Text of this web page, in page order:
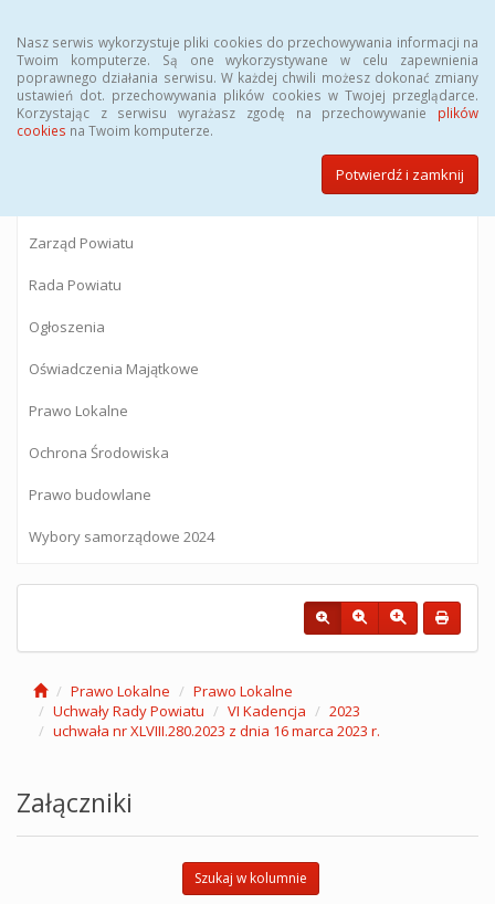
Nasz serwis wykorzystuje pliki cookies do przechowywania informacji na
Twoim komputerze. Są one wykorzystywane w celu zapewnienia
poprawnego działania serwisu. W każdej chwili możesz dokonać zmiany
ustawień dot. przechowywania plików cookies w Twojej przeglądarce.
Korzystając z serwisu wyrażasz zgodę na przechowywanie plików
cookies na Twoim komputerze.
Potwierdź i zamknij
BIULETYN INFORMACJI PUBLICZNEJ
Starostwa Powiatowego w Gostyninie
Zarząd Powiatu
Rada Powiatu
Ogłoszenia
Oświadczenia Majątkowe
Prawo Lokalne
Ochrona Środowiska
Prawo budowlane
Wybory samorządowe 2024
Prawo Lokalne
Prawo Lokalne
Uchwały Rady Powiatu
VI Kadencja
2023
uchwała nr XLVIII.280.2023 z dnia 16 marca 2023 r.
Załączniki
Szukaj w kolumnie